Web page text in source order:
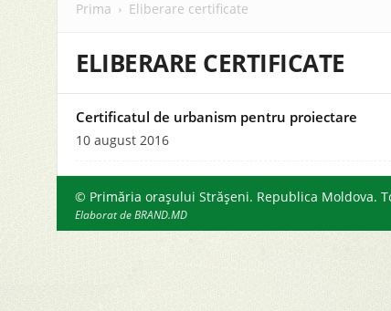
Prima Eliberare certificate
ELIBERARE CERTIFICATE
Certificatul de urbanism pentru proiectare
10 august 2016
© Primăria orașului Strășeni. Republica Moldova.
Elaborat de BRAND.MD